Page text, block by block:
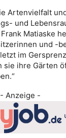
Artenvielfalt
und
Matiaske
und -
im
sie ihre Gärten
- Anzeige -